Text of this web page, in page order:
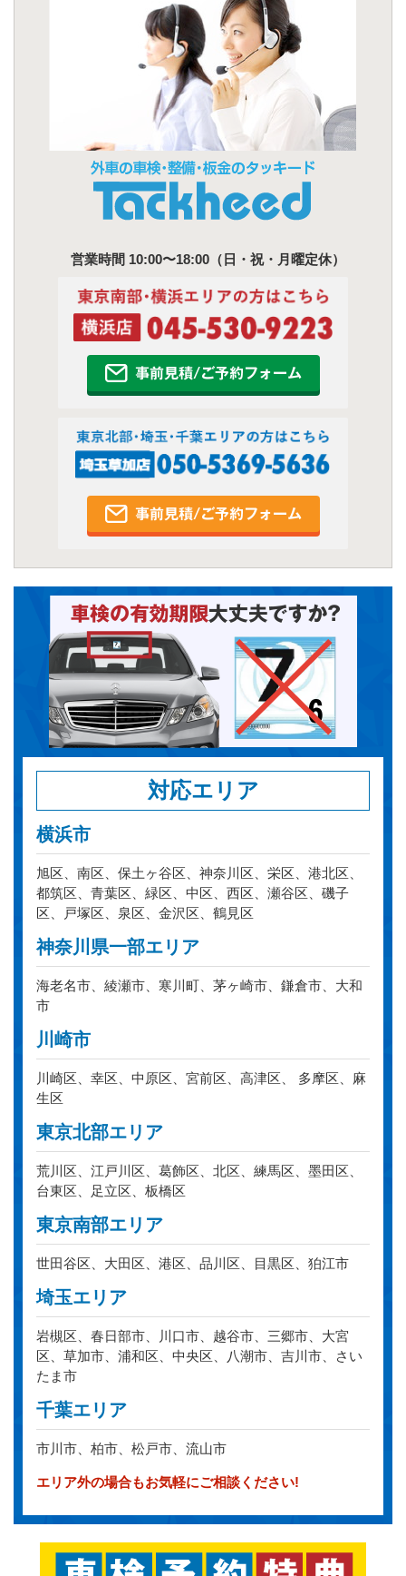
営業時間 10:00〜18:00（日・祝・月曜定休）
対応エリア
横浜市
旭区、南区、保土ヶ谷区、神奈川区、栄区、港北区、
都筑区、青葉区、緑区、中区、西区、瀬谷区、磯子
区、戸塚区、泉区、金沢区、鶴見区
神奈川県一部エリア
海老名市、綾瀬市、寒川町、茅ヶ崎市、鎌倉市、大和
市
川崎市
川崎区、幸区、中原区、宮前区、高津区、 多摩区、麻
生区
東京北部エリア
荒川区、江戸川区、葛飾区、北区、練馬区、墨田区、
台東区、足立区、板橋区
東京南部エリア
世田谷区、大田区、港区、品川区、目黒区、狛江市
埼玉エリア
岩槻区、春日部市、川口市、越谷市、三郷市、大宮
区、草加市、浦和区、中央区、八潮市、吉川市、さい
たま市
千葉エリア
市川市、柏市、松戸市、流山市
エリア外の場合もお気軽にご相談ください!